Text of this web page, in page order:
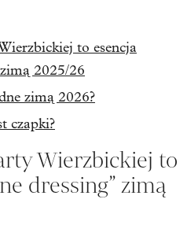
to esencja
2025/26
zimą 2026?
czapki?
Wierzbickiej to
dressing” zimą